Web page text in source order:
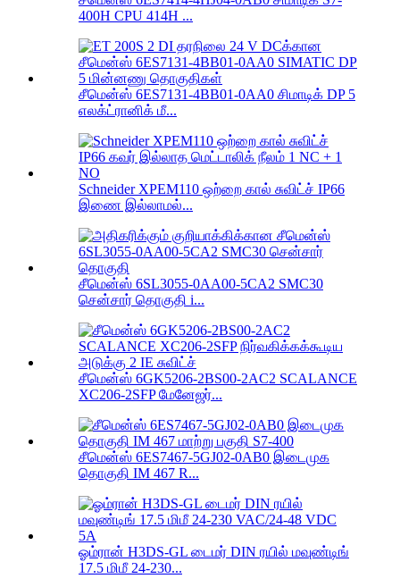
400H CPU 414H ...
சீமென்ஸ் 6ES7131-4BB01-0AA0 சிமாடிக் DP 5
எலக்ட்ரானிக் மீ...
Schneider XPEM110 ஒற்றை கால் சுவிட்ச் IP66
இணை இல்லாமல்...
சீமென்ஸ் 6SL3055-0AA00-5CA2 SMC30
சென்சார் தொகுதி i...
சீமென்ஸ் 6GK5206-2BS00-2AC2 SCALANCE
XC206-2SFP மேனேஜர்...
சீமென்ஸ் 6ES7467-5GJ02-0AB0 இடைமுக
தொகுதி IM 467 R...
ஓம்ரான் H3DS-GL டைமர் DIN ரயில் மவுண்டிங்
17.5 மிமீ 24-230...